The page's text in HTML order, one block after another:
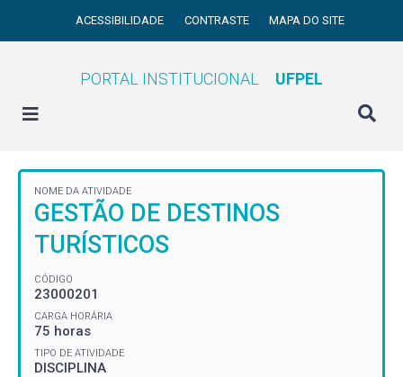
ACESSIBILIDADE CONTRASTE MAPA DO SITE
PORTAL INSTITUCIONAL UFPEL
NOME DA ATIVIDADE
GESTÃO DE DESTINOS
TURÍSTICOS
CÓDIGO
23000201
CARGA HORÁRIA
75 horas
TIPO DE ATIVIDADE
DISCIPLINA